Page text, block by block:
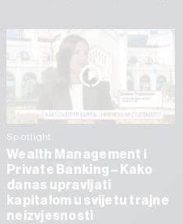
Spotlight
Wealth Management i
Private Banking – Kako
danas upravljati
kapitalom u svijetu trajne
neizvjesnosti